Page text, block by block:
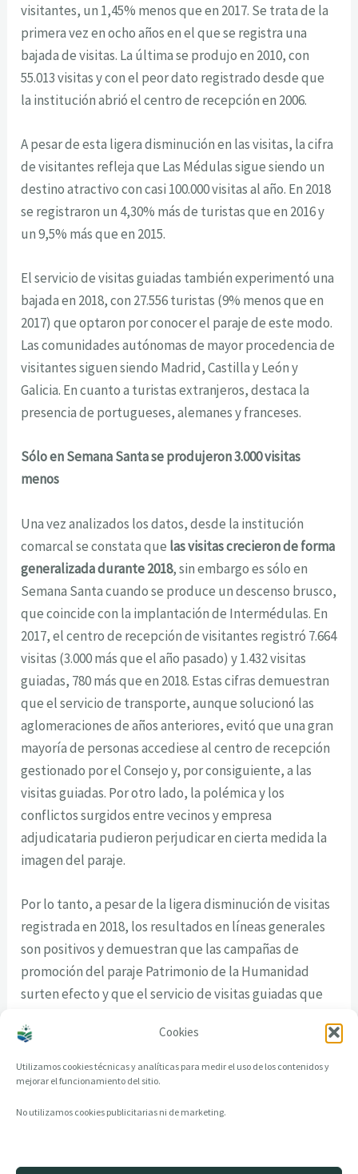
Cookies
Utilizamos cookies técnicas y analíticas para medir el uso de los contenidos y
mejorar el funcionamiento del sitio.
No utilizamos cookies publicitarias ni de marketing.
visitantes, un 1,45% menos que en 2017. Se trata de la
primera vez en ocho años en el que se registra una
bajada de visitas. La última se produjo en 2010, con
55.013 visitas y con el peor dato registrado desde que
la institución abrió el centro de recepción en 2006.
A pesar de esta ligera disminución en las visitas, la cifra
de visitantes refleja que Las Médulas sigue siendo un
destino atractivo con casi 100.000 visitas al año. En 2018
se registraron un 4,30% más de turistas que en 2016 y
un 9,5% más que en 2015.
El servicio de visitas guiadas también experimentó una
bajada en 2018, con 27.556 turistas (9% menos que en
2017) que optaron por conocer el paraje de este modo.
Las comunidades autónomas de mayor procedencia de
visitantes siguen siendo Madrid, Castilla y León y
Galicia. En cuanto a turistas extranjeros, destaca la
presencia de portugueses, alemanes y franceses.
Sólo en Semana Santa se produjeron 3.000 visitas
menos
Una vez analizados los datos, desde la institución
comarcal se constata que las visitas crecieron de forma
generalizada durante 2018, sin embargo es sólo en
Semana Santa cuando se produce un descenso brusco,
que coincide con la implantación de Intermédulas. En
2017, el centro de recepción de visitantes registró 7.664
visitas (3.000 más que el año pasado) y 1.432 visitas
guiadas, 780 más que en 2018. Estas cifras demuestran
que el servicio de transporte, aunque solucionó las
aglomeraciones de años anteriores, evitó que una gran
mayoría de personas accediese al centro de recepción
gestionado por el Consejo y, por consiguiente, a las
visitas guiadas. Por otro lado, la polémica y los
conflictos surgidos entre vecinos y empresa
adjudicataria pudieron perjudicar en cierta medida la
imagen del paraje.
Por lo tanto, a pesar de la ligera disminución de visitas
registrada en 2018, los resultados en líneas generales
son positivos y demuestran que las campañas de
promoción del paraje Patrimonio de la Humanidad
surten efecto y que el servicio de visitas guiadas que
demanda.